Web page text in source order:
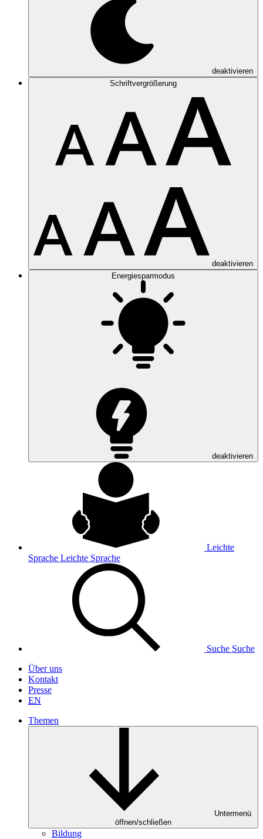
deaktivieren
Schriftvergrößerung
deaktivieren
Energiesparmodus
deaktivieren
Leichte
Sprache Leichte Sprache
Suche Suche
Über uns
Kontakt
Presse
EN
Themen
Untermenü
öffnen/schließen
Bildung